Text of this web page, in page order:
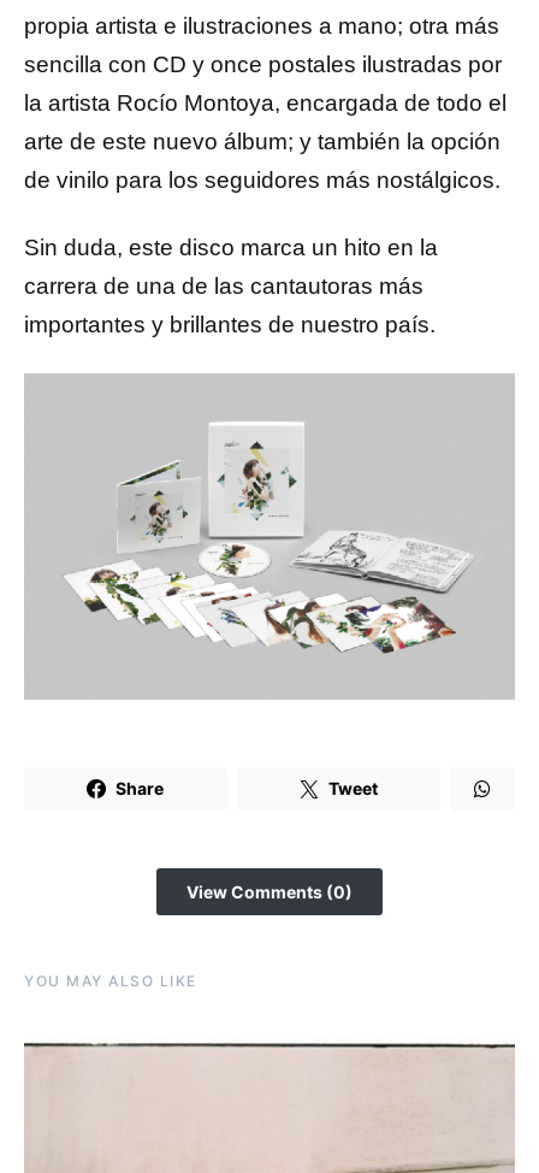
propia artista e ilustraciones a mano; otra más
sencilla con CD y once postales ilustradas por
la artista Rocío Montoya, encargada de todo el
arte de este nuevo álbum; y también la opción
de vinilo para los seguidores más nostálgicos.
Sin duda, este disco marca un hito en la
carrera de una de las cantautoras más
importantes y brillantes de nuestro país.
Share Tweet
View Comments (0)
YOU MAY ALSO LIKE